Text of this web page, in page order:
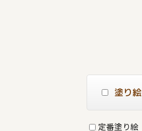
塗り絵
定番塗り絵